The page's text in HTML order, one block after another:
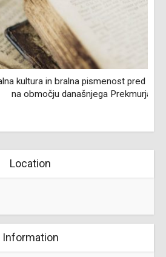
pismenost pred 200 in več leti
Prekmurja (video)
Location
Information